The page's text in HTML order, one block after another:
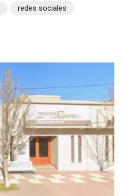
redes sociales